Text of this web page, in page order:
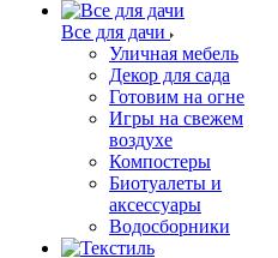
Все для дачи
Уличная мебель
Декор для сада
Готовим на огне
Игры на свежем
воздухе
Компостеры
Биотуалеты и
аксессуары
Водосборники